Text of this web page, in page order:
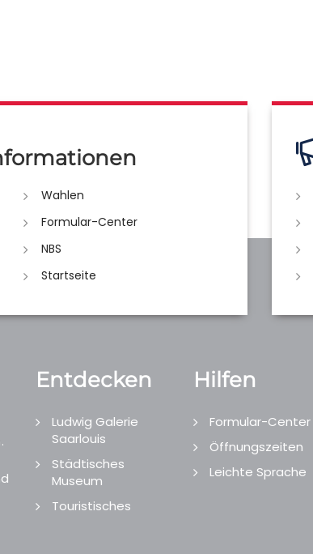
Wahlen
Formular-Center
NBS
Startseite
Entdecken
Ludwig Galerie
Saarlouis
Städtisches
Museum
Touristisches
Hilfen
Formular-Center
Öffnungszeiten
Leichte Sprache